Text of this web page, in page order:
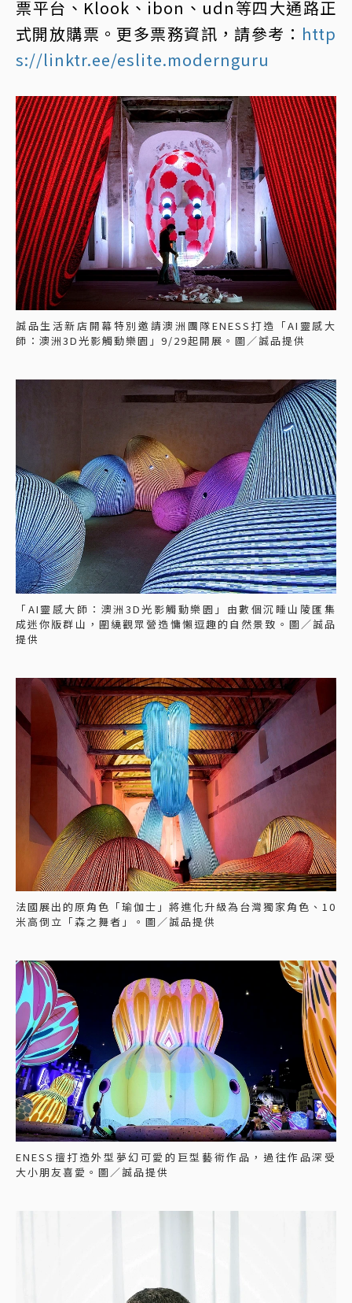
票平台、Klook、ibon、udn等四大通路正
式開放購票。更多票務資訊，請參考： http
s://linktr.ee/eslite.modernguru
誠品生活新店開幕特別邀請澳洲團隊ENESS打造「AI靈感大
師：澳洲3D光影觸動樂園」9/29起開展。圖／誠品提供
「AI靈感大師：澳洲3D光影觸動樂園」由數個沉睡山陵匯集
成迷你版群山，圍繞觀眾營造慵懶逗趣的自然景致。圖／誠品
提供
法國展出的原角色「瑜伽士」將進化升級為台灣獨家角色、10
米高倒立「森之舞者」。圖／誠品提供
ENESS擅打造外型夢幻可愛的巨型藝術作品，過往作品深受
大小朋友喜愛。圖／誠品提供